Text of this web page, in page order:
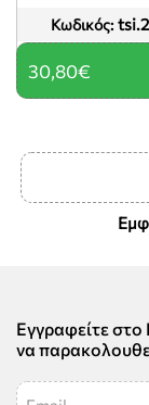
Κωδικός:
30,80€
Εγγραφείτε στο
να
Email